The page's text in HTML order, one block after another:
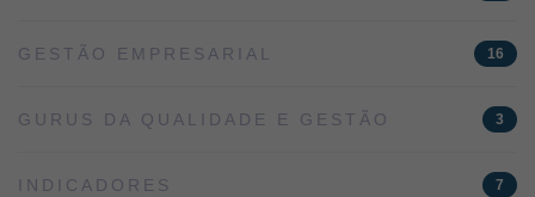
GESTÃO EMPRESARIAL 16
GURUS DA QUALIDADE E GESTÃO 3
INDICADORES 7